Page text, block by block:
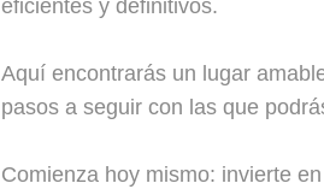
eficientes y definitivos.
Aquí encontrarás un lugar
pasos a seguir con las que
Comienza hoy mismo: invierte